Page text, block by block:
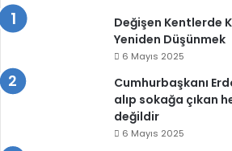
Değişen Kentlerde
Yeniden Düşünmek
6 Mayıs 2025
Cumhurbaşkanı
alıp sokağa çıkan
değildir
6 Mayıs 2025